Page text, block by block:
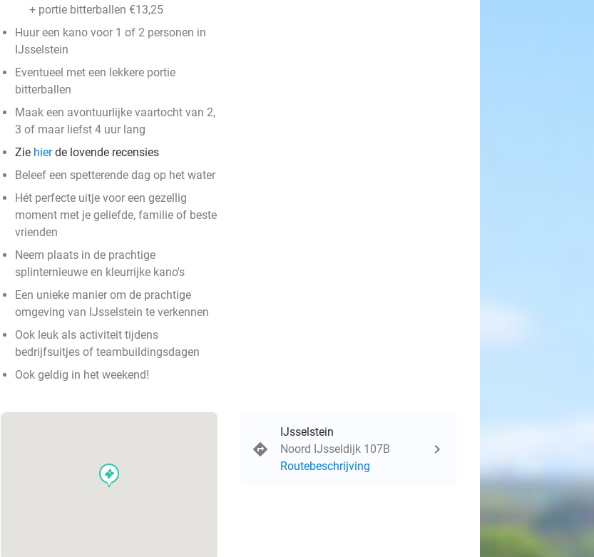
+ portie bitterballen €13,25
Huur een kano voor 1 of 2 personen in
IJsselstein
Eventueel met een lekkere portie
bitterballen
Maak een avontuurlijke vaartocht van 2,
3 of maar liefst 4 uur lang
Zie hierde lovende recensies
Beleef een spetterende dag op het water
Hét perfecte uitje voor een gezellig
moment met je geliefde, familie of beste
vrienden
Neem plaats in de prachtige
splinternieuwe en kleurrijke kano's
Een unieke manier om de prachtige
omgeving van IJsselstein te verkennen
Ook leuk als activiteit tijdens
bedrijfsuitjes of teambuildingsdagen
Ook geldig in het weekend!
events
IJsselstein
Noord IJsseldijk 107B
Routebeschrijving